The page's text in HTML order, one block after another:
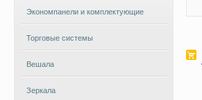
Экономпанели и комплектующие
Торговые системы
Вешала
Зеркала